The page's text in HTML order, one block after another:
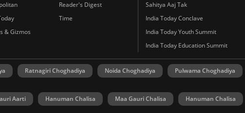
Reader's Digest
Time
& Gizmos
Sahitya Aaj Tak
India Today Conclave
India Today Youth Summit
India Today Education Summit
Ratnagiri Choghadiya Noida Choghadiya Pulwama Choghadiya
Aarti Hanuman Chalisa Maa Gauri Chalisa Hanuman Chalisa